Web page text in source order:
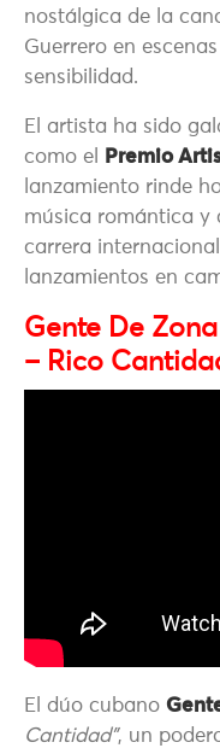
nostálgica de la
Guerrero en
sensibilidad.
El artista ha sido
como el
Premio
lanzamiento rinde
música romántica y
carrera
lanzamientos en
Gente De
– Rico
El dúo cubano
Cantidad”, un